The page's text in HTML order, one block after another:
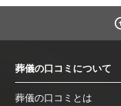
葬儀の口コミについて
葬儀の口コミとは